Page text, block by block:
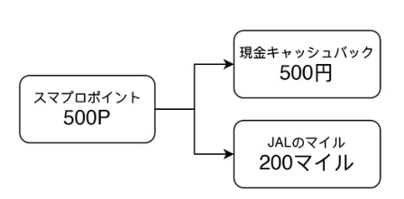
モバイル端末の保険が付帯
●ミライノ デビット
●ミライノ カード PLATINUM